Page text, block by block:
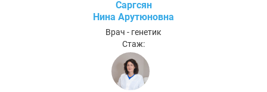
Саргсян
Нина Арутюновна
Врач - генетик
Стаж: